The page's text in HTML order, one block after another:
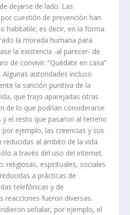
dejarse de lado. Las
cuestión de prevención han
habitable; es decir, en la forma
la morada humana para
la existencia -al parecer- de
de convivir: “Quédate en casa”
Algunas autoridades incluso
la sanción punitiva de la
que trajo aparejadas otras
de lo que podrían considerarse
y el resto que pasaron al terreno
por ejemplo, las creencias y sus
reducidas al ámbito de la vida
a través del uso del internet.
religiosas, espirituales, sociales
a prácticas de
telefónicas y de
reacciones fueron diversas.
señalar, por ejemplo, el